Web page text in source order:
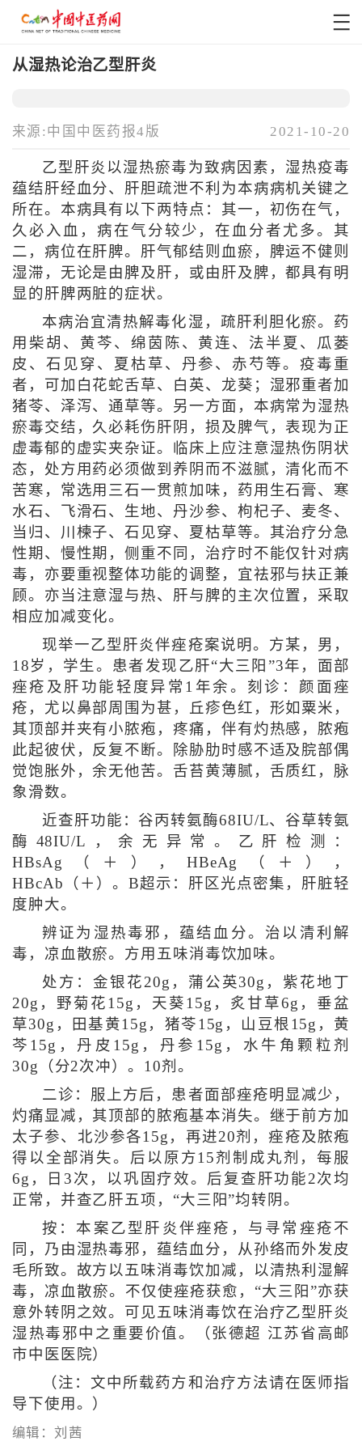
从湿热论治乙型肝炎
来源:中国中医药报4版 2021-10-20
乙型肝炎以湿热瘀毒为致病因素，湿热疫毒
蕴结肝经血分、肝胆疏泄不利为本病病机关键之
所在。本病具有以下两特点：其一，初伤在气，
久必入血，病在气分较少，在血分者尤多。其
二，病位在肝脾。肝气郁结则血瘀，脾运不健则
湿滞，无论是由脾及肝，或由肝及脾，都具有明
显的肝脾两脏的症状。
本病治宜清热解毒化湿，疏肝利胆化瘀。药
用柴胡、黄芩、绵茵陈、黄连、法半夏、瓜蒌
皮、石见穿、夏枯草、丹参、赤芍等。疫毒重
者，可加白花蛇舌草、白英、龙葵；湿邪重者加
猪苓、泽泻、通草等。另一方面，本病常为湿热
瘀毒交结，久必耗伤肝阴，损及脾气，表现为正
虚毒郁的虚实夹杂证。临床上应注意湿热伤阴状
态，处方用药必须做到养阴而不滋腻，清化而不
苦寒，常选用三石一贯煎加味，药用生石膏、寒
水石、飞滑石、生地、丹沙参、枸杞子、麦冬、
当归、川楝子、石见穿、夏枯草等。其治疗分急
性期、慢性期，侧重不同，治疗时不能仅针对病
毒，亦要重视整体功能的调整，宜祛邪与扶正兼
顾。亦当注意湿与热、肝与脾的主次位置，采取
相应加减变化。
现举一乙型肝炎伴痤疮案说明。方某，男，
18岁，学生。患者发现乙肝“大三阳”3年，面部
痤疮及肝功能轻度异常1年余。刻诊：颜面痤
疮，尤以鼻部周围为甚，丘疹色红，形如粟米，
其顶部并夹有小脓疱，疼痛，伴有灼热感，脓疱
此起彼伏，反复不断。除胁肋时感不适及脘部偶
觉饱胀外，余无他苦。舌苔黄薄腻，舌质红，脉
象滑数。
近查肝功能：谷丙转氨酶68IU/L、谷草转氨
酶48IU/L，余无异常。乙肝检测：
HBsAg（＋），HBeAg（＋），
HBcAb（＋）。B超示：肝区光点密集，肝脏轻
度肿大。
辨证为湿热毒邪，蕴结血分。治以清利解
毒，凉血散瘀。方用五味消毒饮加味。
处方：金银花20g，蒲公英30g，紫花地丁
20g，野菊花15g，天葵15g，炙甘草6g，垂盆
草30g，田基黄15g，猪苓15g，山豆根15g，黄
芩15g，丹皮15g，丹参15g，水牛角颗粒剂
30g（分2次冲）。10剂。
二诊：服上方后，患者面部痤疮明显减少，
灼痛显减，其顶部的脓疱基本消失。继于前方加
太子参、北沙参各15g，再进20剂，痤疮及脓疱
得以全部消失。后以原方15剂制成丸剂，每服
6g，日3次，以巩固疗效。后复查肝功能2次均
正常，并查乙肝五项，“大三阳”均转阴。
按：本案乙型肝炎伴痤疮，与寻常痤疮不
同，乃由湿热毒邪，蕴结血分，从孙络而外发皮
毛所致。故方以五味消毒饮加减，以清热利湿解
毒，凉血散瘀。不仅使痤疮获愈，“大三阳”亦获
意外转阴之效。可见五味消毒饮在治疗乙型肝炎
湿热毒邪中之重要价值。（张德超 江苏省高邮
市中医医院）
（注：文中所载药方和治疗方法请在医师指
导下使用。）
编辑：刘茜